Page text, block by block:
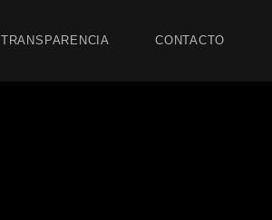
TRANSPARENCIA CONTACTO